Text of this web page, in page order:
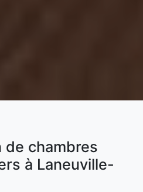
de chambres
à Laneuville-